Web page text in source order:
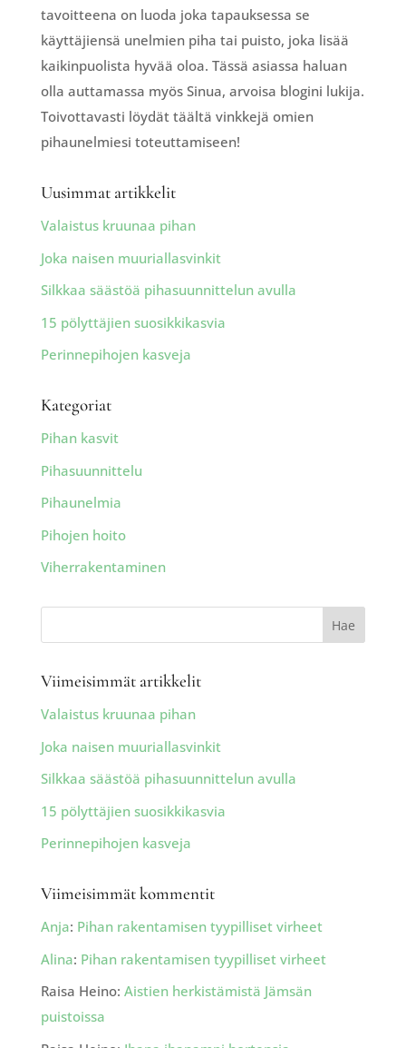
tavoitteena on luoda joka tapauksessa se
käyttäjiensä unelmien piha tai puisto, joka lisää
kaikinpuolista hyvää oloa. Tässä asiassa haluan
olla auttamassa myös Sinua, arvoisa blogini lukija.
Toivottavasti löydät täältä vinkkejä omien
pihaunelmiesi toteuttamiseen!
Uusimmat artikkelit
Valaistus kruunaa pihan
Joka naisen muuriallasvinkit
Silkkaa säästöä pihasuunnittelun avulla
15 pölyttäjien suosikkikasvia
Perinnepihojen kasveja
Kategoriat
Pihan kasvit
Pihasuunnittelu
Pihaunelmia
Pihojen hoito
Viherrakentaminen
Viimeisimmät artikkelit
Valaistus kruunaa pihan
Joka naisen muuriallasvinkit
Silkkaa säästöä pihasuunnittelun avulla
15 pölyttäjien suosikkikasvia
Perinnepihojen kasveja
Viimeisimmät kommentit
Anja: Pihan rakentamisen tyypilliset virheet
Alina: Pihan rakentamisen tyypilliset virheet
Raisa Heino: Aistien herkistämistä Jämsän
puistoissa